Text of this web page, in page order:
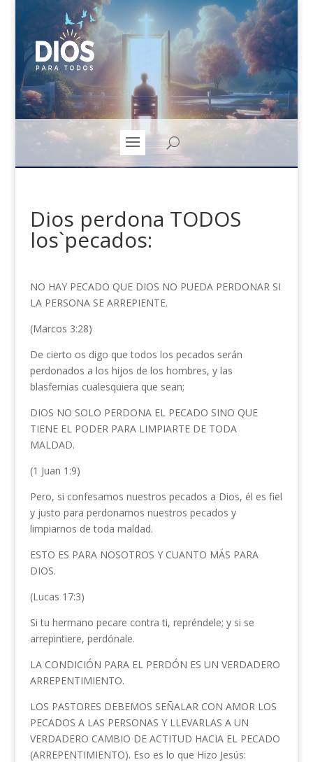
Dios perdona TODOS
los`pecados:
NO HAY PECADO QUE DIOS NO PUEDA PERDONAR SI
LA PERSONA SE ARREPIENTE.
(Marcos 3:28)
De cierto os digo que todos los pecados serán
perdonados a los hijos de los hombres, y las
blasfemias cualesquiera que sean;
DIOS NO SOLO PERDONA EL PECADO SINO QUE
TIENE EL PODER PARA LIMPIARTE DE TODA
MALDAD.
(1 Juan 1:9)
Pero, si confesamos nuestros pecados a Dios, él es fiel
y justo para perdonarnos nuestros pecados y
limpiarnos de toda maldad.
ESTO ES PARA NOSOTROS Y CUANTO MÁS PARA
DIOS.
(Lucas 17:3)
Si tu hermano pecare contra ti, repréndele; y si se
arrepintiere, perdónale.
LA CONDICIÓN PARA EL PERDÓN ES UN VERDADERO
ARREPENTIMIENTO.
LOS PASTORES DEBEMOS SEÑALAR CON AMOR LOS
PECADOS A LAS PERSONAS Y LLEVARLAS A UN
VERDADERO CAMBIO DE ACTITUD HACIA EL PECADO
(ARREPENTIMIENTO). Eso es lo que Hizo Jesús: